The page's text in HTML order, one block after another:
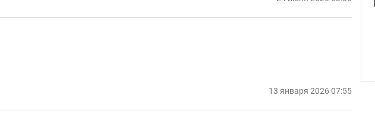
13 января 2026 07:55